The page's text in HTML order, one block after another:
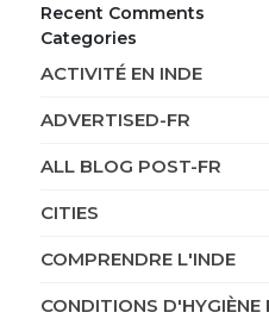
Recent Comments
Categories
ACTIVITÉ EN INDE
ADVERTISED-FR
ALL BLOG POST-FR
CITIES
COMPRENDRE L'INDE
CONDITIONS D'HYGIÈNE